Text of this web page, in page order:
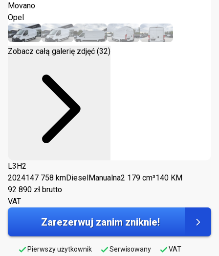
Opel Movano L3H2 2024
Movano
Opel
Zobacz całą galerię zdjęć (32)
L3H2
2024147 758 kmDiesel Manualna2 179 cm³140 KM
92 890 zł brutto
VAT
Zarezerwuj zanim zniknie!
Pierwszy użytkownik Serwisowany
VAT